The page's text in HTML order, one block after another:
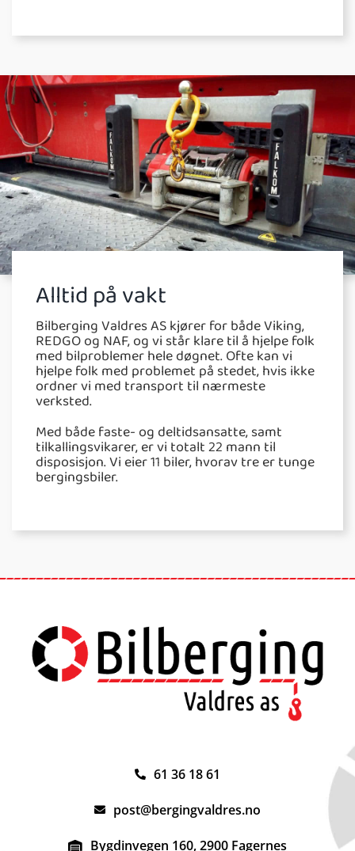
Alltid på vakt
Bilberging Valdres AS kjører for både Viking,
REDGO og NAF, og vi står klare til å hjelpe folk
med bilproblemer hele døgnet. Ofte kan vi
hjelpe folk med problemet på stedet, hvis ikke
ordner vi med transport til nærmeste
verksted.
Med både faste- og deltidsansatte, samt
tilkallingsvikarer, er vi totalt 22 mann til
disposisjon. Vi eier 11 biler, hvorav tre er tunge
bergingsbiler.
61 36 18 61
post@bergingvaldres.no
Bygdinvegen 160, 2900 Fagernes